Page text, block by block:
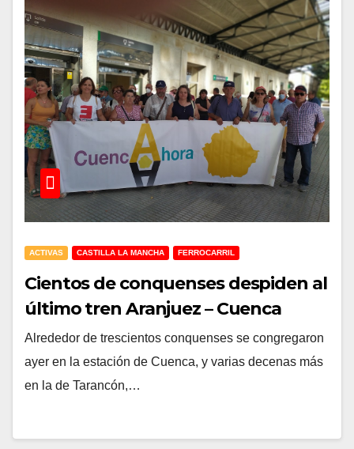
ACTIVAS CASTILLA LA MANCHA FERROCARRIL
Cientos de conquenses despiden al
último tren Aranjuez – Cuenca
Alrededor de trescientos conquenses se congregaron
ayer en la estación de Cuenca, y varias decenas más
en la de Tarancón,…